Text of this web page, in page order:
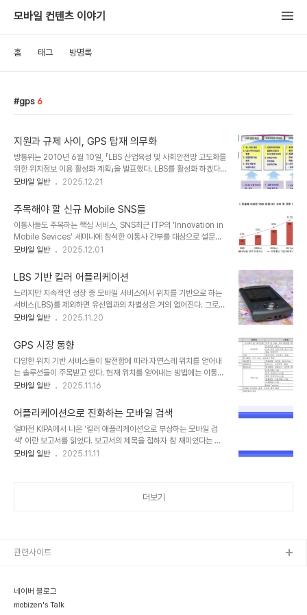
모바일 컨텐츠 이야기
홈 태그 방명록
gps 6
지원과 규제 사이, GPS 탑재 의무화
방통위는 2010년 6월 10일, 「LBS 산업육성 및 사회안전망 고도화를
위한 위치정보 이용 활성화 계획」을 발표했다. LBS를 활성화 하겠다
는데 싫어할 이유는 없다. 하지만, 세부 시행 계획에 이해가 안되는 내
것이다.이번 결정은 방통위와 경찰청의 합작품으로 사생활 보호와 경
찰의 오남용, 응급상황에서의 실효성등 다양한 문제를 가지고 있다. 꽤
나 오랫동안 논의되었던 이야기인만큼 다양한 곳에서 이러한 논의는
진행이 되고 있으며 본인은 사회적인 주제를 다룰 만큼 지식이 높지 않
은 관계로 'LBS 서비스 활성화 관점'에서 몇가지 문제를 이야기 하고
소방청, 해경청 등 긴급..
모바일 일반 2025.12.21
주목해야 할 신규 Mobile SNS들
이통사들도 주목하는 핵심 서비스, SNS최근 ITP의 'Innovation in
Mobile Sevices' 세미나에 참석한 이통사 간부를 대상으로 설문을
했는데, 그중에서 향후 휴대폰 서비스 트렌드를 묻는 항목이 있었다.
휴대폰이 많이 등장할 것이라는 답을 했다.Mobile SNS에 대한 밝은
전망에 대해서는 여러차례 언급을 해왔지만, 최근 Twitter가 보여주
는 모바일 SNS의 성장은 이제는 '강건너 불구경'으로만 머물 수가 없
게 되었다. SNS 성장세에 대한 여러 보고서 중 최근 발표된
eMarketer자료에는 전체 이동통신가입자 중 Mobile SNS를 사용
모바일 일반 2025.12.01
LBS 기반 킬러 어플리케이션
느리지만 지속적인 성장 중 모바일 서비스에서 위치를 기반으로 하는
서비스(LBS)를 제외하면 유선웹과의 차별성은 거의 없어진다. 그로
인해 LBS는 꾸준한 관심을 받아왔고, 실제로 눈에 보이지는 않지만 대
Frost & Sullivan의 최근 보고서에 의하면 현재 이통사 기반의 LBS
의 매출은 2008년에는 4억 8천만달러에 육박했으며, 2013년에는
30억달러를 넘어설 것으로 예상했다. 일부 언론사들이 해당 보고서를
소개하는 기사를 보면 전체 LBS 매출이 4억 8천만달러라고 언급하고
있는데 이는 잘못된 내용이다. 전체 LBS 시장 규모를 언급한 최근 보
13년에는..
모바일 일반 2025.11.20
GPS 시장 동향
다양한 위치 기반 서비스들이 발전함에 따라 자연스레 위치를 얻어내
는 솔루션들이 주목받고 있다. 현재 위치를 얻어내는 방법에는 이통사
의 기지국을 이용하는 LBS, Database를 자체적으로 구축하여 제공
GPS 등이 있다. 이 중에서 가장 정확한 방법은 GPS 장치를 통하는
방법이다. 실내에서의 수신율이 낮아서 GPS 만으로는 부족하지만 수
신만 된다면 현재까지는 가장 정확한 위치를 얻어낼 수가 있다. 이번
포스팅에서는 GPS의 시장 추이를 간략히 알아보도록 하자. GPS란?
위키백과에서는 GPS를 아래와 같이 정의하고 있다.GPS(Global
모바일 일반 2025.11.16
어플리케이션으로 진화하는 모바일 검색
얼마전 KIPA에서 나온 '킬러 애플리케이션으로 부상하는 모바일 검
색' 이란 보고서를 읽었다. 보고서의 제목을 접하자 참 재미있다는 생
각이 들었다. 보고서 작성자가 의도하면서 언급한 내용인지는 모르겠
라우저안의 html 과 Java Script로 이루어졌던 '웹 서비스'는 '어플
새로운 플랫폼들이 등장..
모바일 일반 2025.11.11
더보기
네이버 블로그
mobizen's Talk
관련사이트